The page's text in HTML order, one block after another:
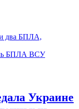
два БПЛА,
БПЛА ВСУ
Украине